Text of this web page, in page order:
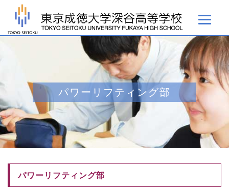
パワーリフティング部
パワーリフティング部